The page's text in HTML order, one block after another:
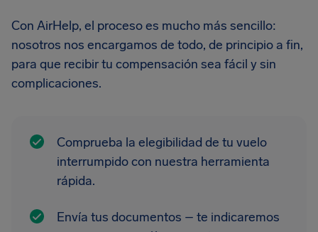
Con AirHelp, el proceso es mucho más sencillo:
nosotros nos encargamos de todo, de principio a fin,
para que recibir tu compensación sea fácil y sin
complicaciones.
Comprueba la elegibilidad de tu vuelo
interrumpido con nuestra herramienta
rápida.
Envía tus documentos – te indicaremos